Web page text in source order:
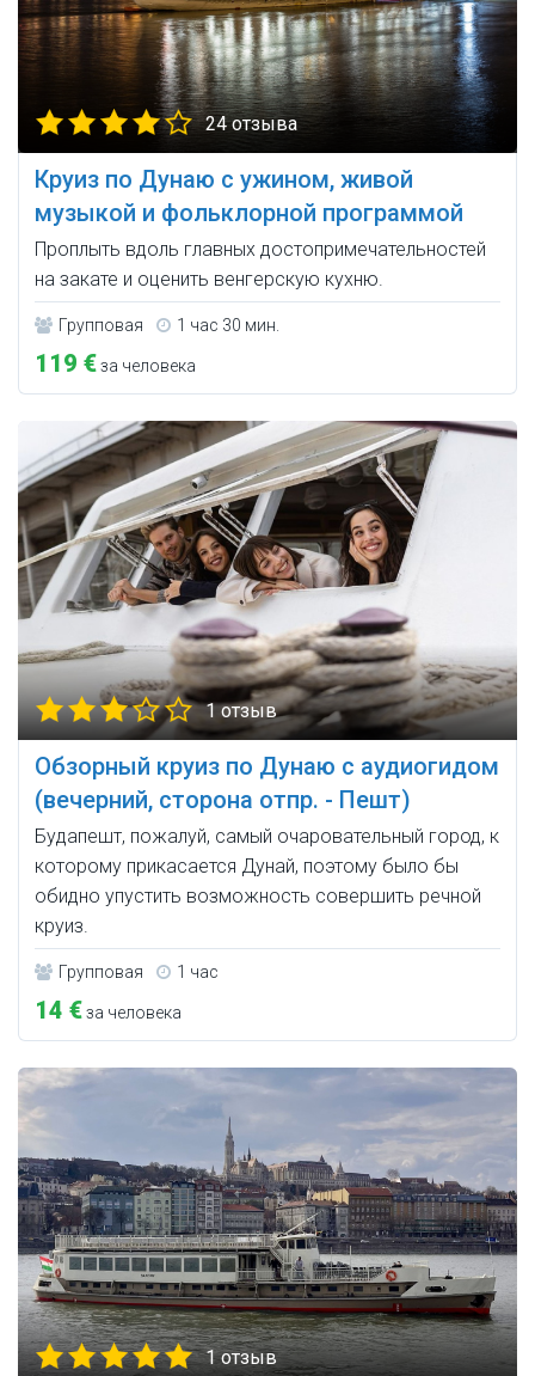
24 отзыва
Круиз по Дунаю с ужином, живой
музыкой и фольклорной программой
Проплыть вдоль главных достопримечательностей
на закате и оценить венгерскую кухню.
Групповая 1 час 30 мин.
119 €за человека
1 отзыв
Обзорный круиз по Дунаю с аудиогидом
(вечерний, сторона отпр. - Пешт)
Будапешт, пожалуй, самый очаровательный город, к
которому прикасается Дунай, поэтому было бы
обидно упустить возможность совершить речной
круиз.
Групповая 1 час
14 €за человека
1 отзыв